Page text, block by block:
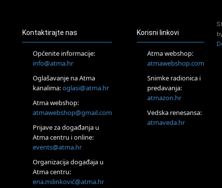
Pjesma srca / Zagreb
Tečaj Višeg Vodstva, razvijanja intuicije i Akaša zapisa
Online
Postanite Nositelj Vibracije Nove Zemlje
Visoko
Alemka Dauskardt – Jednodnevna radionica sistemskih
konstelacija
Zagreb
HOD PO ŽERAVICI – Seminar koji mijenja tijelo, duh i um
SoulFest – Festival glazbe, mudrosti i zajedništva
Kontaktirajte nas
Općenite informacije:
info@atma.hr
Oglašavanje na Atma
kanalima:oglasi@atma.hr
Atma webshop:
atmawebshop@gmail.com
Prijave za događanja u
Atma centru i online:
events@atma.hr
Organizacija događaja u
Atma centru:
ena.milinković@atma.hr
Korisni linkovi
Atma webshop:
atmawebshop.com
Snimke radionica i
predavanja:
atmazon.hr
Vedska renesansa:
atmaveda.hr